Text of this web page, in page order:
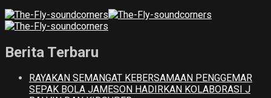
Berita Terbaru
RAYAKAN SEMANGAT KEBERSAMAAN PENGGEMAR
SEPAK BOLA JAMESON HADIRKAN KOLABORASI J